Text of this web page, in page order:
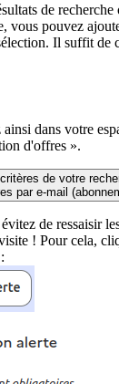
de
vous pouvez
Il suffit de
dans votre
d'offres ».
de votre
par e-mail
de ressaisir
! Pour cela,